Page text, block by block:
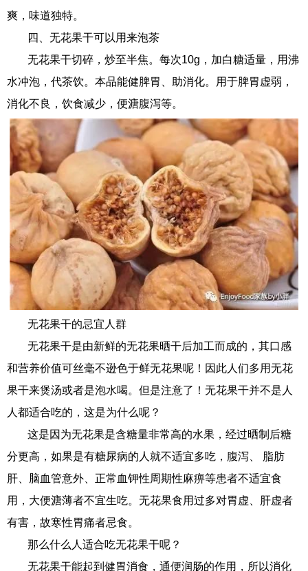
爽，味道独特。
四、无花果干可以用来泡茶
无花果干切碎，炒至半焦。每次10g，加白糖适量，用沸
水冲泡，代茶饮。本品能健脾胃、助消化。用于脾胃虚弱，
消化不良，饮食减少，便溏腹泻等。
无花果干的忌宜人群
无花果干是由新鲜的无花果晒干后加工而成的，其口感
和营养价值可丝毫不逊色于鲜无花果呢！因此人们多用无花
果干来煲汤或者是泡水喝。但是注意了！无花果干并不是人
人都适合吃的，这是为什么呢？
这是因为无花果是含糖量非常高的水果，经过晒制后糖
分更高，如果是有糖尿病的人就不适宜多吃，腹泻、 脂肪
肝、脑血管意外、正常血钾性周期性麻痹等患者不适宜食
用，大便溏薄者不宜生吃。无花果食用过多对胃虚、肝虚者
有害，故寒性胃痛者忌食。
那么什么人适合吃无花果干呢？
无花果干能起到健胃消食，通便润肠的作用，所以消化